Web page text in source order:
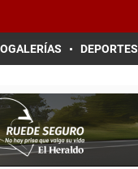
DEPORTES